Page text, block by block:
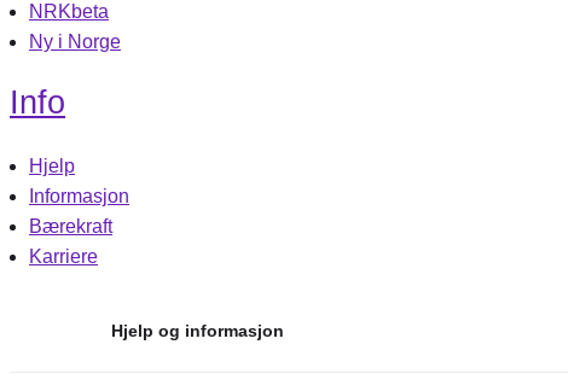
NRKbeta
Ny i Norge
Info
Hjelp
Informasjon
Bærekraft
Karriere
Hjelp og informasjon